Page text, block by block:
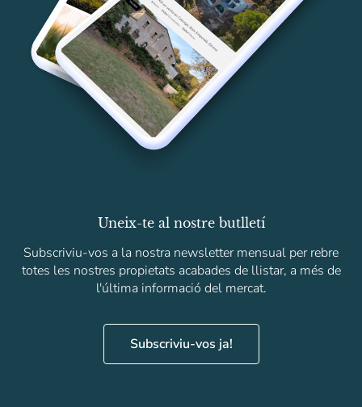
Uneix-te al nostre butlletí
Subscriviu-vos a la nostra newsletter mensual per rebre
totes les nostres propietats acabades de llistar, a més de
l'última informació del mercat.
Subscriviu-vos ja!